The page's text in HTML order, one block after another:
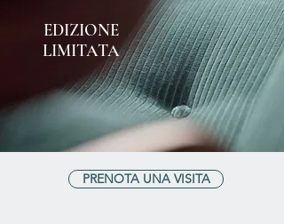
EDIZIONE
LIMITATA
PRENOTA UNA VISITA